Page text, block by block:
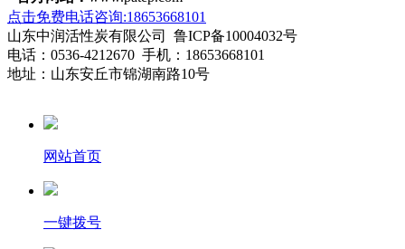
点击免费电话咨询:18653668101
山东中润活性炭有限公司 鲁ICP备10004032号
电话：0536-4212670 手机：18653668101
地址：山东安丘市锦湖南路10号
网站首页
一键拨号